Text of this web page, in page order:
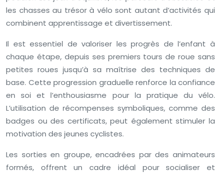
les chasses au trésor à vélo sont autant d’activités qui
combinent apprentissage et divertissement.
Il est essentiel de valoriser les progrès de l’enfant à
chaque étape, depuis ses premiers tours de roue sans
petites roues jusqu’à sa maîtrise des techniques de
base. Cette progression graduelle renforce la confiance
en soi et l’enthousiasme pour la pratique du vélo.
L’utilisation de récompenses symboliques, comme des
badges ou des certificats, peut également stimuler la
motivation des jeunes cyclistes.
Les sorties en groupe, encadrées par des animateurs
formés, offrent un cadre idéal pour socialiser et